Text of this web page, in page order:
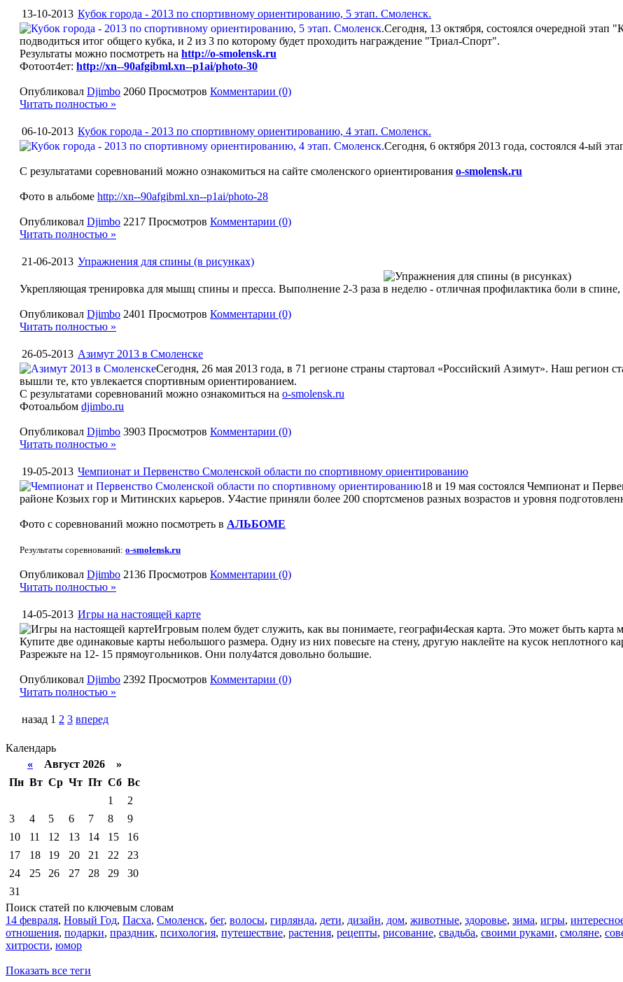
13-10-2013 Кубок города - 2013 по спортивному ориентированию, 5 этап. Смоленск.
Сегодня, 13 октября, состоялся очередной
подводиться итог общего кубка, и 2 из 3 по которому будет проходить награждение "Триал-Спорт".
Результаты можно посмотреть на http://o-smolensk.ru
Фотоот4ет: http://xn--90afgibml.xn--p1ai/photo-30
Опубликовал Djimbo 2060 Просмотров Комментарии (0)
Читать полностью »
06-10-2013 Кубок города - 2013 по спортивному ориентированию, 4 этап. Смоленск.
Сегодня, 6 октября 2013 года, состоялся 4-ый
С результатами соревнований можно ознакомиться на сайте смоленского ориентирования o-smolensk.ru
Фото в альбоме http://xn--90afgibml.xn--p1ai/photo-28
Опубликовал Djimbo 2217 Просмотров Комментарии (0)
Читать полностью »
21-06-2013 Упражнения для спины (в рисунках)
Укрепляющая тренировка для мышц спины и пресса. Выполнение 2-3 раза в неделю - отличная профилактика боли в
Опубликовал Djimbo 2401 Просмотров Комментарии (0)
Читать полностью »
26-05-2013 Азимут 2013 в Смоленске
Сегодня, 26 мая 2013 года, в 71 регионе страны стартовал «Российский Азимут». Наш регион
вышли те, кто увлекается спортивным ориентированием.
С результатами соревнований можно ознакомиться на o-smolensk.ru
Фотоальбом djimbo.ru
Опубликовал Djimbo 3903 Просмотров Комментарии (0)
Читать полностью »
19-05-2013 Чемпионат и Первенство Смоленской области по спортивному ориентированию
18 и 19 мая состоялся Чемпионат и
районе Козьих гор и Митинских карьеров. У4астие приняли более 200 спортсменов разных возрастов и уровня
Фото с соревнований можно посмотреть в АЛЬБОМЕ
Результаты соревнований: o-smolensk.ru
Опубликовал Djimbo 2136 Просмотров Комментарии (0)
Читать полностью »
14-05-2013 Игры на настоящей карте
Игровым полем будет служить, как вы понимаете, географи4еская карта. Это может быть карта
Купите две одинаковые карты небольшого размера. Одну из них повесьте на стену, другую наклейте на кусок неплотного
Разрежьте на 12- 15 прямоугольников. Они полу4атся довольно большие.
Опубликовал Djimbo 2392 Просмотров Комментарии (0)
Читать полностью »
назад 1 2 3 вперед
Календарь
« Август 2026 »
Пн Вт Ср Чт Пт Сб Вс
1
2
3
4 5 6 7 8
9
10
11 12 13 14 15
16
17
18 19 20 21 22
23
24
25 26 27 28 29
30
31
Поиск статей по ключевым словам
14 февраля, Новый Год, Пасха, Смоленск, бег, волосы, гирлянда, дети, дизайн, дом, животные, здоровье, зима, игры,
отношения, подарки, праздник, психология, путешествие, растения, рецепты, рисование, свадьба, своими руками, смоляне,
хитрости, юмор
Показать все теги